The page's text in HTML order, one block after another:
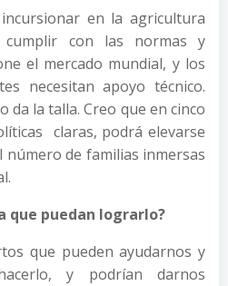
en la agricultura
cumplir con las normas y
el mercado mundial, y los
necesitan apoyo técnico.
da la talla. Creo que en cinco
claras, podrá elevarse
número de familias inmersas
que puedan lograrlo?
que pueden ayudarnos y
y podrían darnos